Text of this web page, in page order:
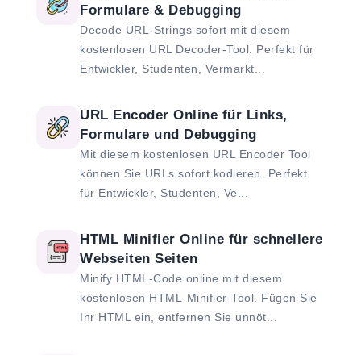
Formulare & Debugging
Decode URL-Strings sofort mit diesem
kostenlosen URL Decoder-Tool. Perfekt für
Entwickler, Studenten, Vermarkt...
URL Encoder Online für Links,
Formulare und Debugging
Mit diesem kostenlosen URL Encoder Tool
können Sie URLs sofort kodieren. Perfekt
für Entwickler, Studenten, Ve...
HTML Minifier Online für schnellere
Webseiten Seiten
Minify HTML-Code online mit diesem
kostenlosen HTML-Minifier-Tool. Fügen Sie
Ihr HTML ein, entfernen Sie unnöt...